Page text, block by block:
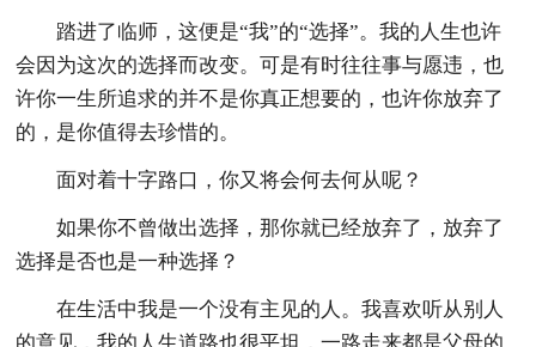
踏进了临师，这便是“我”的“选择”。我的人生也许
会因为这次的选择而改变。可是有时往往事与愿违，也
许你一生所追求的并不是你真正想要的，也许你放弃了
的，是你值得去珍惜的。
面对着十字路口，你又将会何去何从呢？
如果你不曾做出选择，那你就已经放弃了，放弃了
选择是否也是一种选择？
在生活中我是一个没有主见的人。我喜欢听从别人